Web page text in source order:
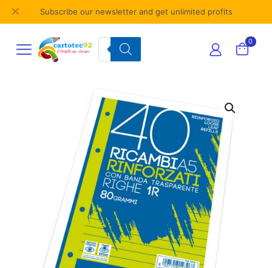
Subscribe our newsletter and get unlimited profits
✕
Products
search
0